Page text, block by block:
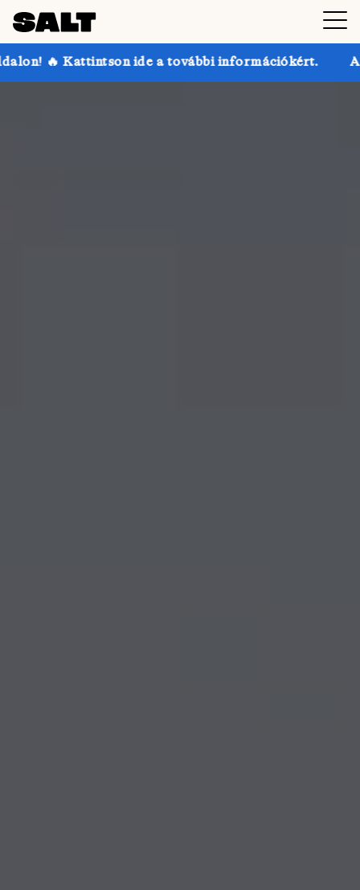
ide a további információkért. Akár 30%